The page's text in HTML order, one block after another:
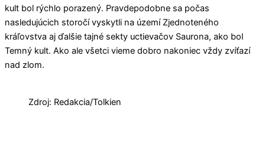
kult bol rýchlo porazený. Pravdepodobne sa počas
nasledujúcich storočí vyskytli na území Zjednoteného
kráľovstva aj ďalšie tajné sekty uctievačov Saurona, ako bol
Temný kult. Ako ale všetci vieme dobro nakoniec vždy zvíťazí
nad zlom.
Zdroj: Redakcia/Tolkien